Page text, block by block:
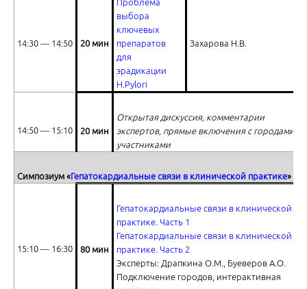
Ответы на вопросы
Национальные рекомендации по контролю осложнений,
14:30 ― 14:50 20 мин
Проблема
выбора
ключевых
препаратов
для
эрадикации
H.Pylori
Захарова Н.В.
14:50 ― 15:10 20 мин
Открытая дискуссия, комментарии
экспертов, прямые включения с городами-
участниками
Симпозиум «Гепатокардиальные связи в клинической практике»
15:10 ― 16:30 80 мин
Гепатокардиальные связи в клинической
практике. Часть 1
Гепатокардиальные связи в клинической
практике. Часть 2
Эксперты: Драпкина О.М., Буеверов А.О.
Подключение городов, интерактивная